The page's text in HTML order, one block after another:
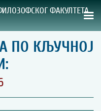
ФАКУЛТЕТА
ПО КЉУЧНОЈ